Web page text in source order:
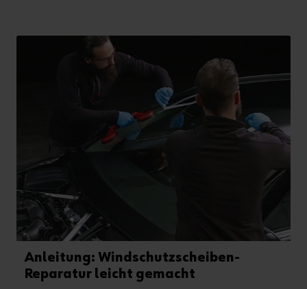
Anleitung: Windschutzscheiben-
Reparatur leicht gemacht